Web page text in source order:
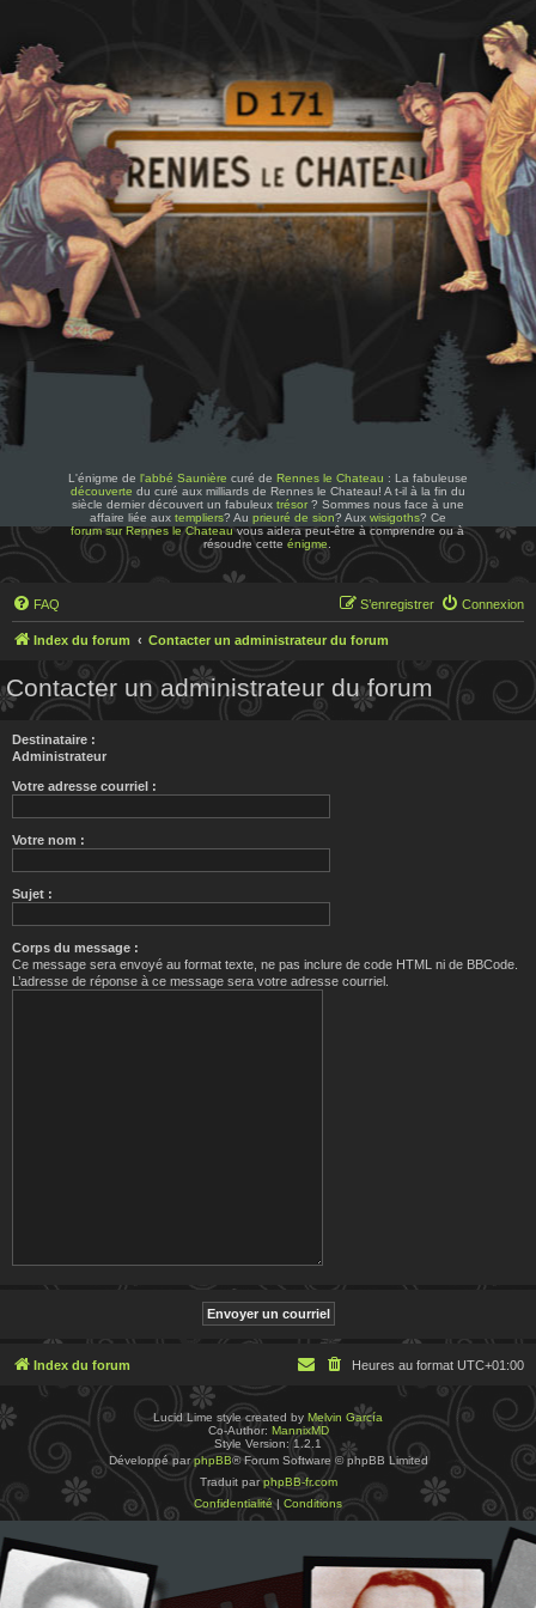
L'énigme de l'abbé Saunière curé de Rennes le Chateau : La fabuleuse
découverte du curé aux milliards de Rennes le Chateau! A t-il à la fin du
siècle dernier découvert un fabuleux trésor? Sommes nous face à une
affaire liée aux templiers? Au prieuré de sion? Aux wisigoths? Ce
forum sur Rennes le Chateauvous aidera peut-être à comprendre ou à
résoudre cetteénigme
FAQ Connexion
S’enregistrer
Index du forum Contacter un administrateur du forum
Contacter un administrateur du forum
Destinataire :
Administrateur
Votre adresse courriel :
Votre nom :
Sujet :
Corps du message :
Ce message sera envoyé au format texte, ne pas inclure de code HTML ni de BBCode.
L’adresse de réponse à ce message sera votre adresse courriel.
Index du forum Heures au format UTC+01:00
Lucid Lime style created by Melvin García
Co-Author: MannixMD
Style Version: 1.2.1
Développé parphpBB® Forum Software © phpBB Limited
Traduit parphpBB-fr.com
Confidentialité| Conditions